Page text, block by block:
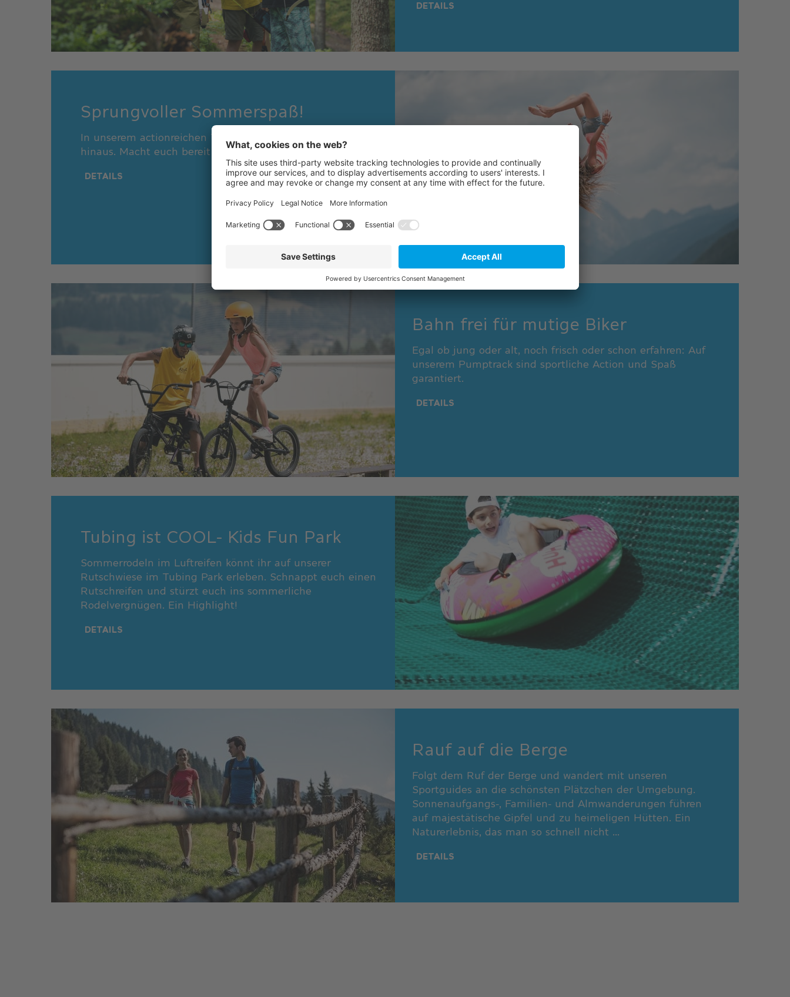
DETAILS
Sprungvoller Sommerspaß!
In unserem actionreichen Trampolinpark geht es hoch
hinaus. Macht euch bereit für den großen Sprung!
DETAILS
Bahn frei für mutige Biker
Egal ob jung oder alt, noch frisch oder schon erfahren: Auf
unserem Pumptrack sind sportliche Action und Spaß
garantiert.
DETAILS
Tubing ist COOL- Kids Fun Park
Sommerrodeln im Luftreifen könnt ihr auf unserer
Rutschwiese im Tubing Park erleben. Schnappt euch einen
Rutschreifen und stürzt euch ins sommerliche
Rodelvergnügen. Ein Highlight!
DETAILS
Rauf auf die Berge
Folgt dem Ruf der Berge und wandert mit unseren
Sportguides an die schönsten Plätzchen der Umgebung.
Sonnenaufgangs-, Familien- und Almwanderungen führen
auf majestätische Gipfel und zu heimeligen Hütten. Ein
Naturerlebnis, das man so schnell nicht ...
DETAILS